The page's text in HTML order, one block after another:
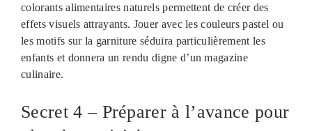
colorants alimentaires naturels permettent de créer des
effets visuels attrayants. Jouer avec les couleurs pastel ou
les motifs sur la garniture séduira particulièrement les
enfants et donnera un rendu digne d’un magazine
culinaire.
Secret 4 – Préparer à l’avance pour